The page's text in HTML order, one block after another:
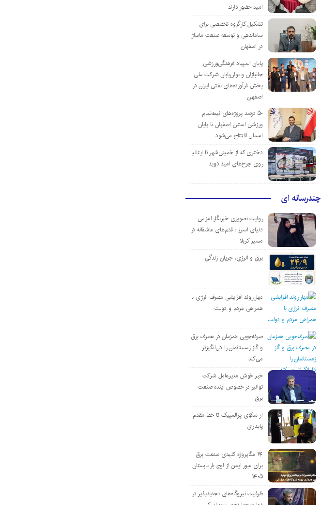
امید حضور دارند
تشکیل کارگروه تخصصی برای
ساماندهی و توسعه صنعت ماساژ
در اصفهان
پایان المپیاد فرهنگی‌ورزشی
جانبازان و توان‌یابان شرکت ملی
پخش فرآورده‌های نفتی ایران در
اصفهان
۵۰ درصد پروژه‌های نیمه‌تمام
ورزشی استان اصفهان تا پایان
امسال افتتاح می‌شود
دختری که از خمینی‌شهر تا ایتالیا
روی چرخ‌های امید دوید
چندرسانه ای
روایت تصویری خبرنگار اعزامی
دنیای اسرار : قدم‌های عاشقانه در
مسیر کربلا
برق و انرژی، جریان زندگی
مهار روند افزایشی مصرف انرژی با
همراهی مردم و دولت
صرفه‌جویی همزمان در مصرف برق
و گاز زمستانمان را دل‌انگیزتر
می‌کند
خبر خوش مدیرعامل شرکت
توانیر در خصوص آینده صنعت
برق
از سکوی پارالمپیک تا خط مقدم
پایداری
۱۴ مگاپروژه‌ کلیدی صنعت برق
برای عبور ایمن از اوج بار تابستان
۱۴۰۵
ظرفیت نیروگاه‌های تجدیدپذیر در